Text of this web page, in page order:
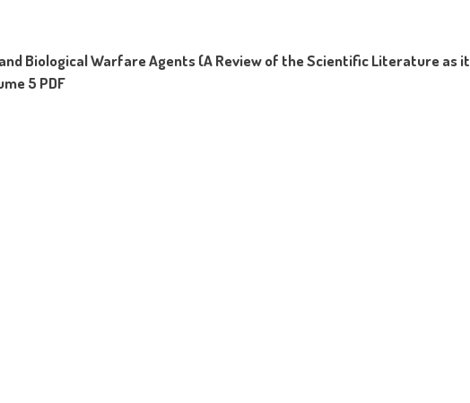
Biological Warfare Agents (A Review of the Scientific Literature as it
5 PDF